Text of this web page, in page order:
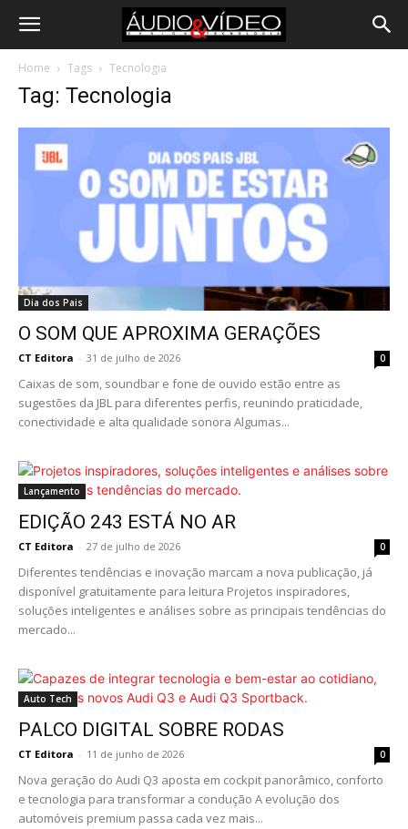
Home Tags Tecnologia
Tag: Tecnologia
Dia dos Pais
O SOM QUE APROXIMA GERAÇÕES
CT Editora - 31 de julho de 2026 0
Caixas de som, soundbar e fone de ouvido estão entre as
sugestões da JBL para diferentes perfis, reunindo praticidade,
conectividade e alta qualidade sonora Algumas...
Lançamento
EDIÇÃO 243 ESTÁ NO AR
CT Editora - 27 de julho de 2026 0
Diferentes tendências e inovação marcam a nova publicação, já
disponível gratuitamente para leitura Projetos inspiradores,
soluções inteligentes e análises sobre as principais tendências do
mercado...
Auto Tech
PALCO DIGITAL SOBRE RODAS
CT Editora - 11 de junho de 2026 0
Nova geração do Audi Q3 aposta em cockpit panorâmico, conforto
e tecnologia para transformar a condução A evolução dos
automóveis premium passa cada vez mais...